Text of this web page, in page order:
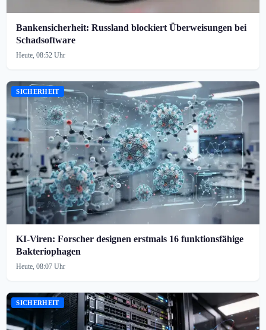
Bankensicherheit: Russland blockiert Überweisungen bei
Schadsoftware
Heute, 08:52 Uhr
SICHERHEIT
KI-Viren: Forscher designen erstmals 16 funktionsfähige
Bakteriophagen
Heute, 08:07 Uhr
SICHERHEIT